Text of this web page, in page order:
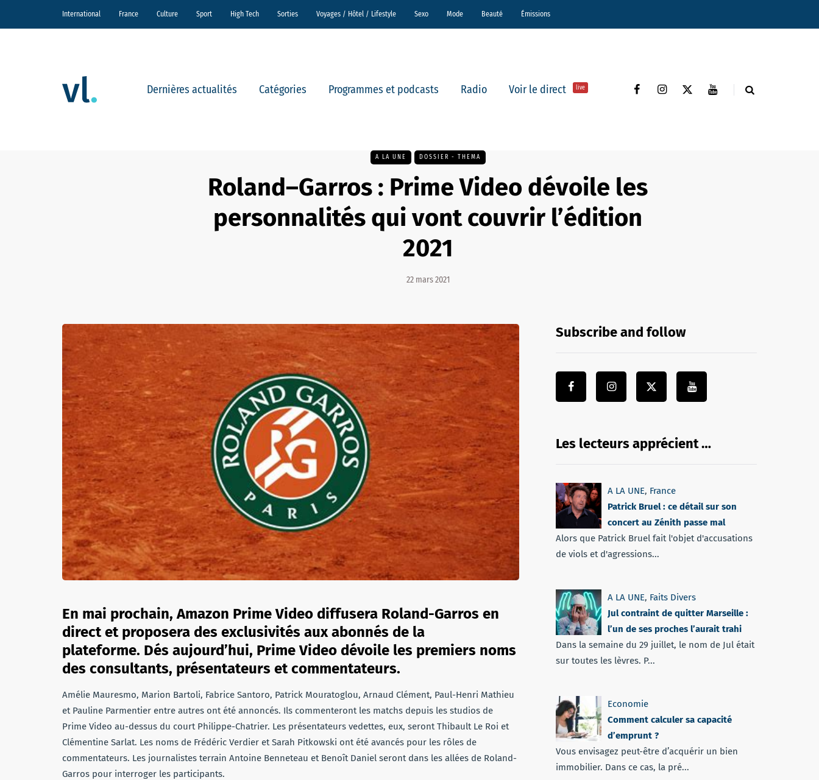
International France Culture Sport High Tech Sorties Voyages / Hôtel / Lifestyle Sexo Mode Beauté Émissions
Dernières actualités Catégories Programmes et podcasts Radio Voir le direct live
A LA UNE DOSSIER - THEMA
Roland–Garros : Prime Video dévoile les
personnalités qui vont couvrir l’édition
2021
22 mars 2021
En mai prochain, Amazon Prime Video diffusera Roland-Garros en
direct et proposera des exclusivités aux abonnés de la
plateforme. Dés aujourd’hui, Prime Video dévoile les premiers noms
des consultants, présentateurs et commentateurs.
Amélie Mauresmo, Marion Bartoli, Fabrice Santoro, Patrick Mouratoglou, Arnaud Clément, Paul-Henri Mathieu
et Pauline Parmentier entre autres ont été annoncés. Ils commenteront les matchs depuis les studios de
Prime Video au-dessus du court Philippe-Chatrier. Les présentateurs vedettes, eux, seront Thibault Le Roi et
Clémentine Sarlat. Les noms de Frédéric Verdier et Sarah Pitkowski ont été avancés pour les rôles de
commentateurs. Les journalistes terrain Antoine Benneteau et Benoît Daniel seront dans les allées de Roland-
Garros pour interroger les participants.
Subscribe and follow
Les lecteurs apprécient …
A LA UNE, France
Patrick Bruel : ce détail sur son
concert au Zénith passe mal
Alors que Patrick Bruel fait l'objet d'accusations
de viols et d'agressions...
A LA UNE, Faits Divers
Jul contraint de quitter Marseille :
l’un de ses proches l’aurait trahi
Dans la semaine du 29 juillet, le nom de Jul était
sur toutes les lèvres. P...
Economie
Comment calculer sa capacité
d’emprunt ?
Vous envisagez peut-être d’acquérir un bien
immobilier. Dans ce cas, la pré...